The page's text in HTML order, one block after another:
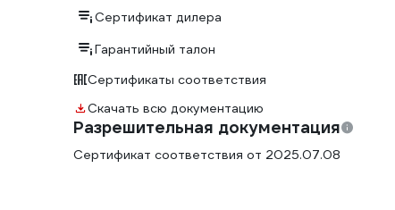
Сертификат дилера
Гарантийный талон
Сертификаты соответствия
Скачать всю документацию
Разрешительная документация
Сертификат соответствия от 2025.07.08